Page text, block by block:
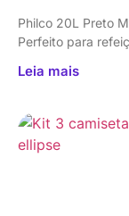
Philco 20L Preto
Perfeito para
Leia mais